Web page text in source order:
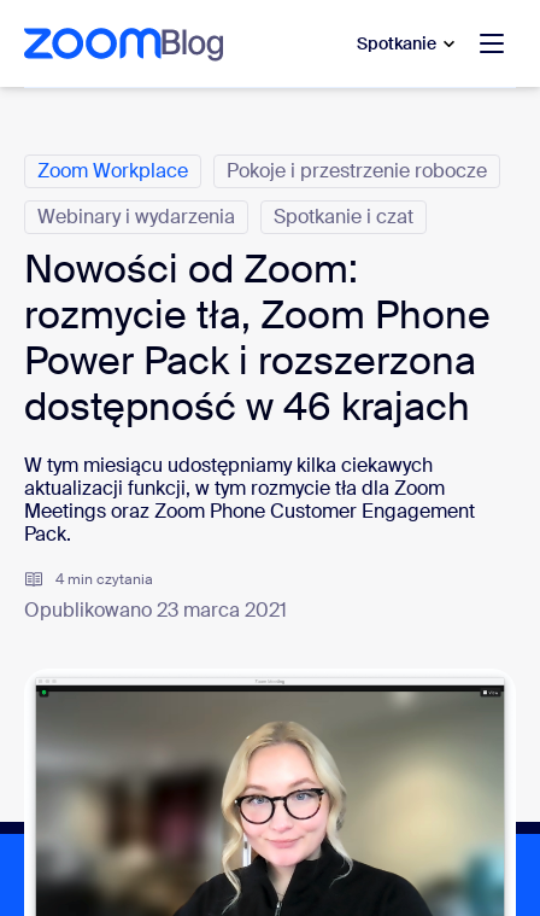
treści głównej
pomocy na czacie
Spotkanie
Zoom Workplace
Pokoje i przestrzenie robocze
Webinary i wydarzenia
Spotkanie i czat
Nowości od Zoom:
rozmycie tła, Zoom Phone
Power Pack i rozszerzona
dostępność w 46 krajach
W tym miesiącu udostępniamy kilka ciekawych
aktualizacji funkcji, w tym rozmycie tła dla Zoom
Meetings oraz Zoom Phone Customer Engagement
Pack.
4 min czytania
Opublikowano 23 marca 2021